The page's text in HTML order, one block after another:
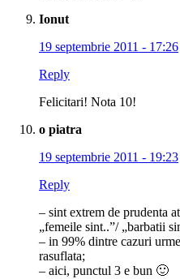
Ionut
19 septembrie 2011 - 17:26
Reply
Felicitari! Nota 10!
o piatra
19 septembrie 2011 - 19:23
Reply
– sint extrem de prudenta
„femeile sint..”/ „barbatii
– in 99% dintre cazuri
rasuflata;
– aici, punctul 3 e bun 🙂